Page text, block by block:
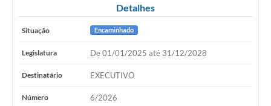
Agenda
WebMail
FAQ / Perguntas e Respostas Frequentes
Detalhes
Situação Encaminhado
Legislatura De 01/01/2025 até 31/12/2028
Destinatário EXECUTIVO
Número 6/2026